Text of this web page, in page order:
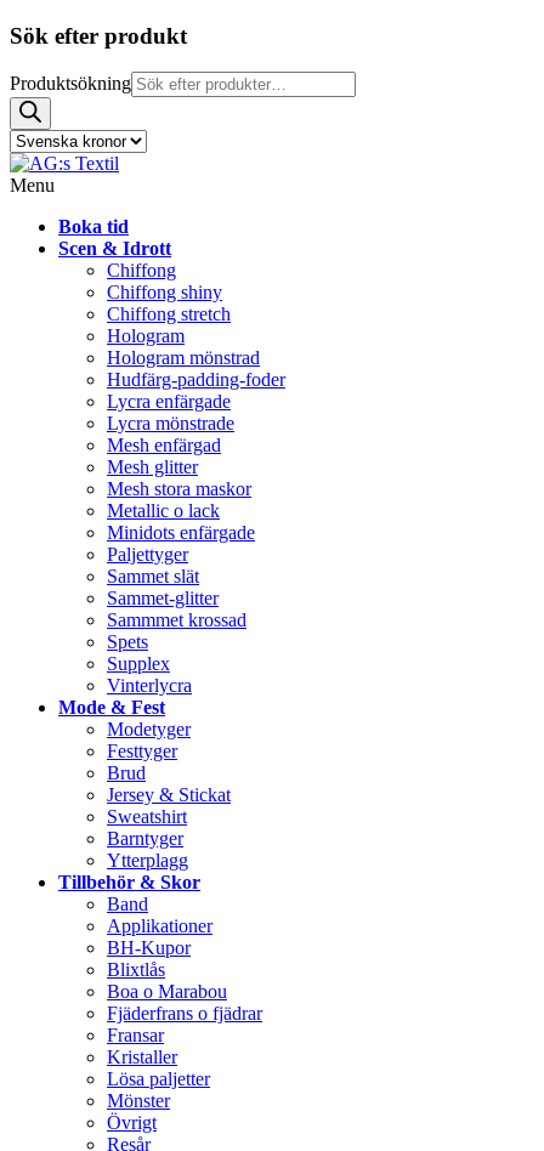
Sök efter produkt
Produktsökning
Menu
Boka tid
Scen & Idrott
Chiffong
Chiffong shiny
Chiffong stretch
Hologram
Hologram mönstrad
Hudfärg-padding-foder
Lycra enfärgade
Lycra mönstrade
Mesh enfärgad
Mesh glitter
Mesh stora maskor
Metallic o lack
Minidots enfärgade
Paljettyger
Sammet slät
Sammet-glitter
Sammmet krossad
Spets
Supplex
Vinterlycra
Mode & Fest
Modetyger
Festtyger
Brud
Jersey & Stickat
Sweatshirt
Barntyger
Ytterplagg
Tillbehör & Skor
Band
Applikationer
BH-Kupor
Blixtlås
Boa o Marabou
Fjäderfrans o fjädrar
Fransar
Kristaller
Lösa paljetter
Mönster
Övrigt
Resår